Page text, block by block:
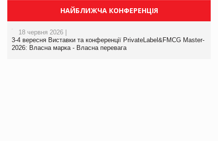
НАЙБЛИЖЧА КОНФЕРЕНЦІЯ
18 червня 2026 |
3-4 вересня Виставки та конференції PrivateLabel&FMCG Master-
2026: Власна марка - Власна перевага